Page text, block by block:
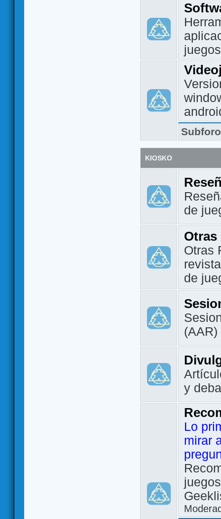
KIOSKO
de
Otras
Otras
de
(AAR)
y
Lo
mirar